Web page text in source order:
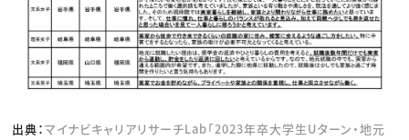
出典：マイナビキャリアリサーチLab「2023年卒大学生Uターン・地元